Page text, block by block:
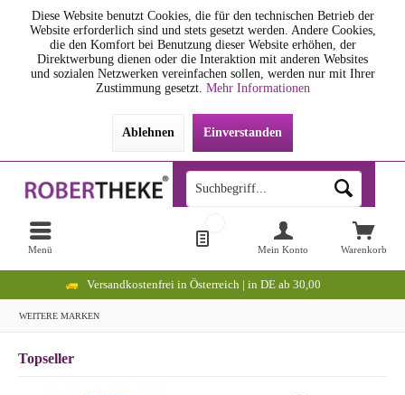
Diese Website benutzt Cookies, die für den technischen Betrieb der
Website erforderlich sind und stets gesetzt werden. Andere Cookies,
die den Komfort bei Benutzung dieser Website erhöhen, der
Direktwerbung dienen oder die Interaktion mit anderen Websites
und sozialen Netzwerken vereinfachen sollen, werden nur mit Ihrer
Zustimmung gesetzt. Mehr Informationen
Ablehnen Einverstanden
Versandkostenfrei in Österreich | in DE ab 30,00
Menü Warenkorb
Mein Konto
WEITERE MARKEN
Topseller